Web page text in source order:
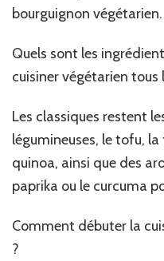
bourguignon végétarien.
Quels sont les
cuisiner végétarien tous
Les classiques restent
légumineuses, le tofu,
quinoa, ainsi que des
paprika ou le curcuma
Comment débuter la
?